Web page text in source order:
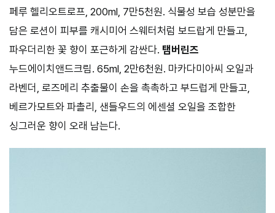
페루 헬리오트로프, 200ml, 7만5천원. 식물성 보습 성분만을
담은 로션이 피부를 캐시미어 스웨터처럼 보드랍게 만들고,
파우더리한 꽃 향이 포근하게 감싼다. 탬버린즈
누드에이치앤드크림. 65ml, 2만6천원. 마카다미아씨 오일과
라벤더, 로즈메리 추출물이 손을 촉촉하고 부드럽게 만들고,
베르가모트와 파촐리, 샌들우드의 에센셜 오일을 조합한
싱그러운 향이 오래 남는다.